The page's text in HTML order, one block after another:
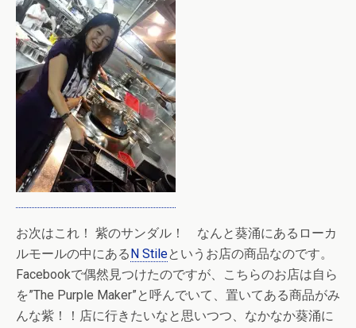
お次はこれ！ 紫のサンダル！ なんと葵涌にあるローカ
ルモールの中にあるN Stileというお店の商品なのです。
Facebookで偶然見つけたのですが、こちらのお店は自ら
を”The Purple Maker”と呼んでいて、置いてある商品がみ
んな紫！！店に行きたいなと思いつつ、なかなか葵涌に